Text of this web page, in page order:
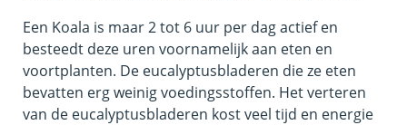
Een Koala is maar 2 tot 6 uur per dag actief en
besteedt deze uren voornamelijk aan eten en
voortplanten. De eucalyptusbladeren die ze eten
bevatten erg weinig voedingsstoffen. Het verteren
van de eucalyptusbladeren kost veel tijd en energie